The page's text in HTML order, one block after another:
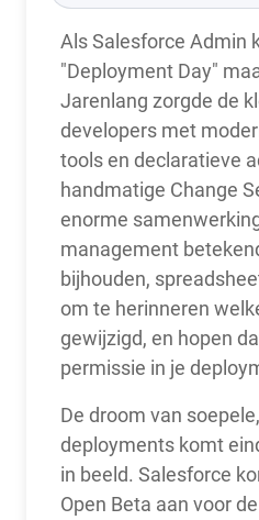
Als Salesforce Admin
"Deployment Day"
Jarenlang zorgde de
developers met
tools en declaratieve
handmatige Change
enorme
management
bijhouden,
om te herinneren
gewijzigd, en hopen
permissie in je
De droom van
deployments komt
in beeld. Salesforce
Open Beta aan voor